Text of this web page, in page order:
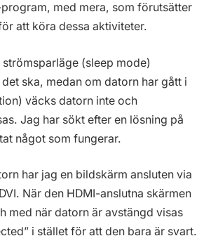
med mera, som förutsätter
att köra dessa aktiviteter.
strömsparläge (sleep mode)
ska, medan om datorn har gått i
väcks datorn inte och
Jag har sökt efter en lösning på
något som fungerar.
har jag en bildskärm ansluten via
När den HDMI-anslutna skärmen
med när datorn är avstängd visas
i stället för att den bara är svart.